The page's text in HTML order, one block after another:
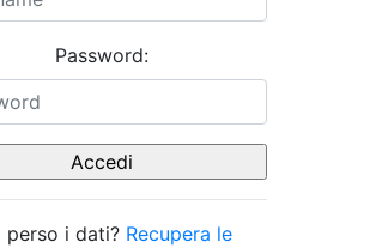
Password:
perso i dati? Recupera le